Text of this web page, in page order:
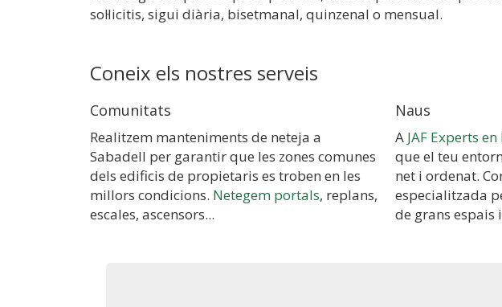
sol·licitis, sigui diària, bisetmanal, quinzenal o mensual.
Coneix els nostres serveis
Comunitats
Realitzem manteniments de neteja a
Sabadell per garantir que les zones comunes
dels edificis de propietaris es troben en les
millors condicions. Netegem portals, replans,
escales, ascensors...
Naus
A JAF Experts
que el teu
net i ordenat.
especialitzada
de grans espais